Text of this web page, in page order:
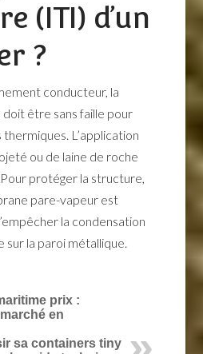
(ITI) d’un
?
conducteur, la
doit être sans faille pour
L’application
ou de laine de roche
protéger la structure,
pare-vapeur est
la condensation
sur la paroi métallique.
prix :
en
sa containers tiny